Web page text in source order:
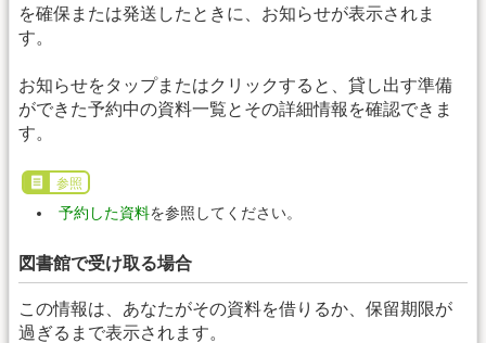
を確保または発送したときに、お知らせが表示されま
す。
お知らせをタップまたはクリックすると、貸し出す準備
ができた予約中の資料一覧とその詳細情報を確認できま
す。
参照
予約した資料を参照してください。
図書館で受け取る場合
この情報は、あなたがその資料を借りるか、保留期限が
過ぎるまで表示されます。